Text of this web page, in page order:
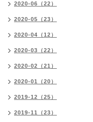
2020-06（22）
2020-05（23）
2020-04（12）
2020-03（22）
2020-02（21）
2020-01（20）
2019-12（25）
2019-11（23）